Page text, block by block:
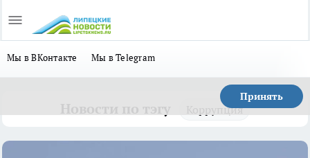
Мы в ВКонтакте Мы в Telegram
Принять
Коррупция